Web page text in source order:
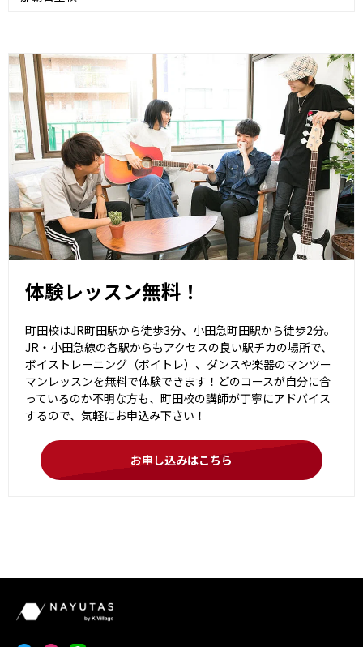
体験レッスン無料！
町田校はJR町田駅から徒歩3分、小田急町田駅から徒歩2分。
JR・小田急線の各駅からもアクセスの良い駅チカの場所で、
ボイストレーニング（ボイトレ）、ダンスや楽器のマンツー
マンレッスンを無料で体験できます！どのコースが自分に合
っているのか不明な方も、町田校の講師が丁寧にアドバイス
するので、気軽にお申込み下さい！
お申し込みはこちら